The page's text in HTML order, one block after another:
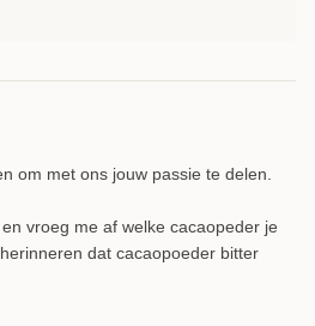
om met ons jouw passie te delen.
vroeg me af welke cacaopeder je
dat cacaopoeder bitter